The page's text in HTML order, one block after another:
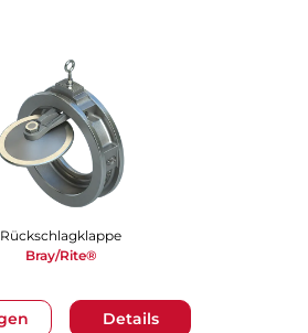
Details
Rückschlagklappe
Bray/Rite®